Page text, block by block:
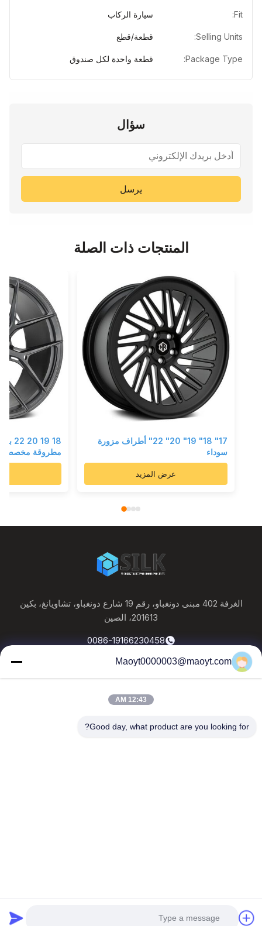
Fit: سيارة الركاب
Selling Units: قطعة/قطع
Package Type: قطعة واحدة لكل صندوق
سؤال
يرسل
المنتجات ذات الصلة
17" 18" 19" 20" 22" أطراف مزورة
سوداء
عرض المزيد
18
مطروقة مخصصة
الغرفة 402 مبنى دونغباو، رقم 19 شارع دونغباو، تشاويانغ، بكين
201613، الصين
0086-19166230458
kf@maoyt.com
حولناالمنتجاتاتصل بنا
النشرة الإخبارية لدينا
Management Services Co.,LTD. جميع الحقوق محفوظة
Maoyt0000003@maoyt.com
12:43 AM
Good day, what product are you looking for?